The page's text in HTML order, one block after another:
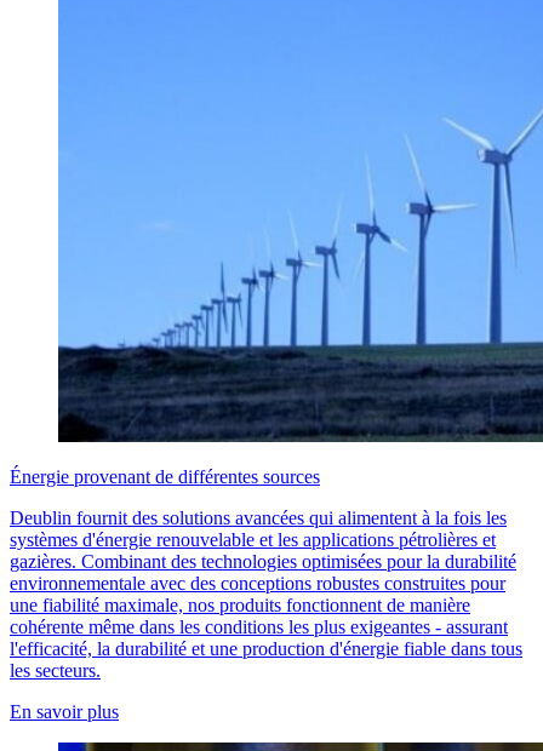
Énergie provenant de différentes sources
Deublin fournit des solutions avancées qui alimentent à la fois les
systèmes d'énergie renouvelable et les applications pétrolières et
gazières. Combinant des technologies optimisées pour la durabilité
environnementale avec des conceptions robustes construites pour
une fiabilité maximale, nos produits fonctionnent de manière
cohérente même dans les conditions les plus exigeantes - assurant
l'efficacité, la durabilité et une production d'énergie fiable dans tous
les secteurs.
En savoir plus